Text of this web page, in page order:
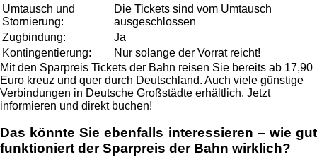
Umtausch und
Stornierung:
Die Tickets sind vom Umtausch
ausgeschlossen
Zugbindung:
Ja
Kontingentierung:
Nur solange der Vorrat reicht!
Mit den Sparpreis Tickets der Bahn reisen Sie bereits ab 17,90
Euro kreuz und quer durch Deutschland. Auch viele günstige
Verbindungen in Deutsche Großstädte erhältlich. Jetzt
informieren und direkt buchen!
Das könnte Sie ebenfalls interessieren – wie gut
funktioniert der Sparpreis der Bahn wirklich?